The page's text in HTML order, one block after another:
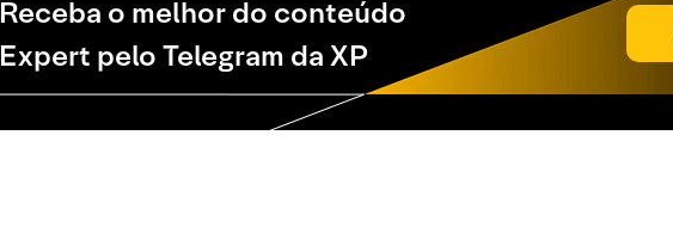
Receba o melhor do conteúdo
Expert pelo Telegram da XP